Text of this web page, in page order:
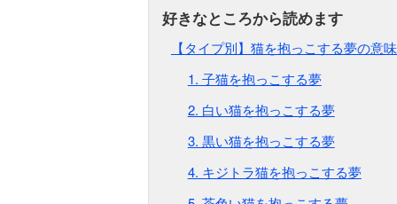
【タイプ別】猫を抱っこする夢の意
1. 子猫を抱っこする夢
2. 白い猫を抱っこする夢
3. 黒い猫を抱っこする夢
4. キジトラ猫を抱っこする夢